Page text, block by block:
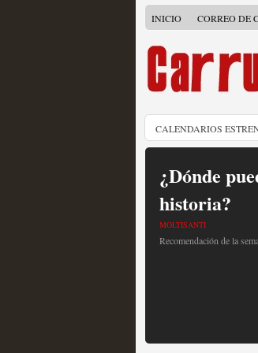
INICIO CORREO DE
CALENDARIOS
¿Dónde
historia?
MOLTISANTI
Recomendación de la